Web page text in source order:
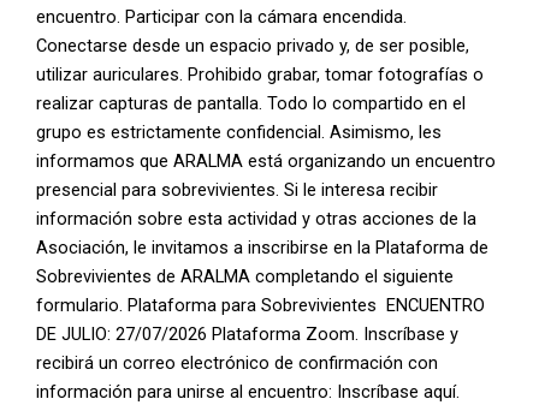
encuentro. Participar con la cámara encendida.
Conectarse desde un espacio privado y, de ser posible,
utilizar auriculares. Prohibido grabar, tomar fotografías o
realizar capturas de pantalla. Todo lo compartido en el
grupo es estrictamente confidencial. Asimismo, les
informamos que ARALMA está organizando un encuentro
presencial para sobrevivientes. Si le interesa recibir
información sobre esta actividad y otras acciones de la
Asociación, le invitamos a inscribirse en la Plataforma de
Sobrevivientes de ARALMA completando el siguiente
formulario. Plataforma para Sobrevivientes ENCUENTRO
DE JULIO: 27/07/2026 Plataforma Zoom. Inscríbase y
recibirá un correo electrónico de confirmación con
información para unirse al encuentro: Inscríbase aquí.